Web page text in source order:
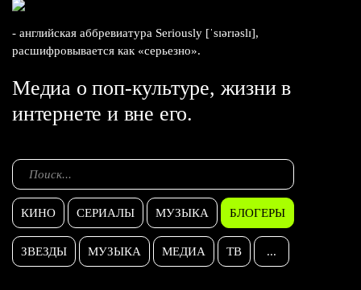
- английская аббревиатура Seriously [ˈsɪərɪəslɪ],
расшифровывается как «серьезно».
Медиа о поп-культуре, жизни в
интернете и вне его.
КИНО СЕРИАЛЫ МУЗЫКА БЛОГЕРЫ
ЗВЕЗДЫ МУЗЫКА МЕДИА ТВ ...